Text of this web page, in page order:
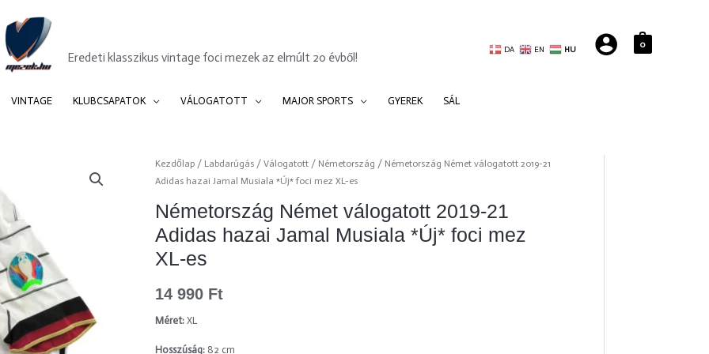
Eredeti klasszikus vintage foci mezek az elmúlt 20 évből!
DA EN HU 0
VINTAGE KLUBCSAPATOK VÁLOGATOTT MAJOR SPORTS GYEREK SÁL
Kezdőlap/ Labdarúgás/ Válogatott/ Németország / Németország Német válogatott 2019-21
Adidas hazai Jamal Musiala *Új* foci mez XL-es
Németország Német válogatott 2019-21
Adidas hazai Jamal Musiala *Új* foci mez
XL-es
14 990 Ft
Méret:XL
Hosszúság: 82 cm